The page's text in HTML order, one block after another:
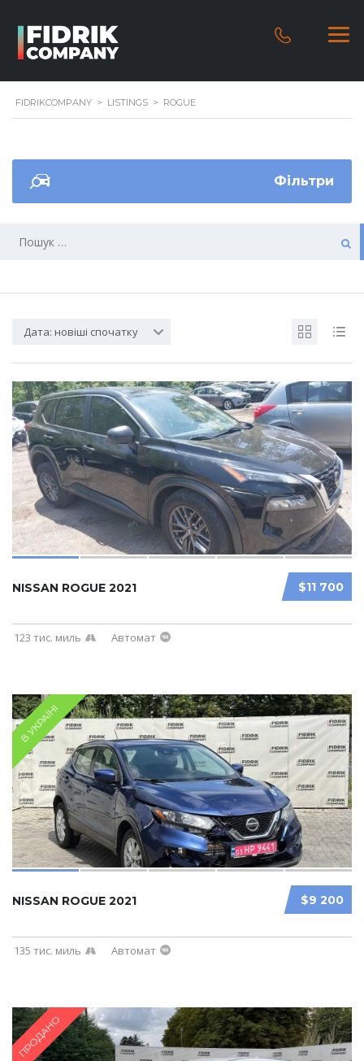
FIDRIKCOMPANY > LISTINGS > ROGUE
Фільтри
Дата: новіші спочатку
$11 700
NISSAN ROGUE 2021
123 тис. миль Автомат
В УКРАЇНІ
$9 200
NISSAN ROGUE 2021
135 тис. миль Автомат
ПРОДАНО